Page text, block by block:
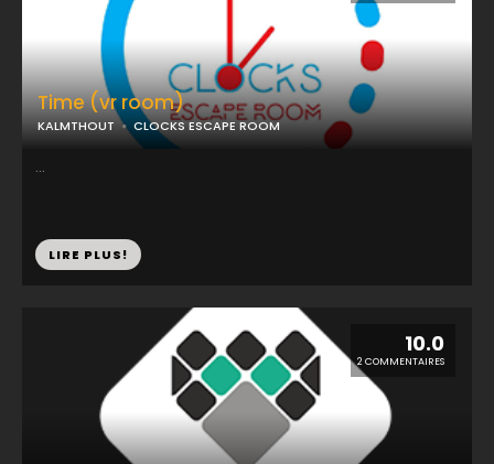
10.0
2 COMMENTAIRES
Time (vr room)
KALMTHOUT CLOCKS ESCAPE ROOM
...
LIRE PLUS!